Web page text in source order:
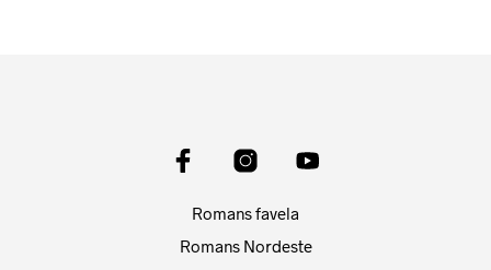
Romans favela
Romans Nordeste